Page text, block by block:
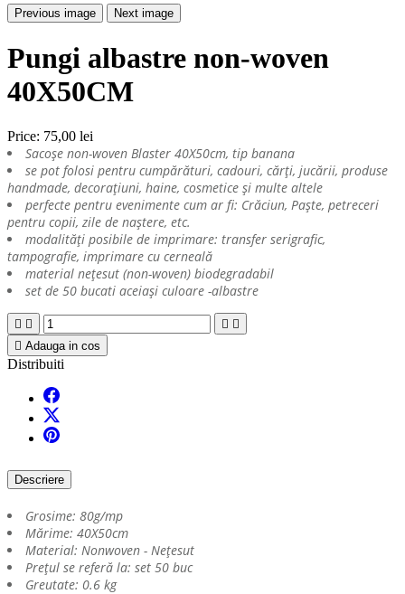
Previous image Next image
Pungi albastre non-woven
40X50CM
Price: 75,00 lei
Sacoșe non-woven Blaster 40X50cm, tip banana
se pot folosi pentru cumpărături, cadouri, cărți, jucării, produse
handmade, decorațiuni, haine, cosmetice și multe altele
perfecte pentru evenimente cum ar fi: Crăciun, Paște, petreceri
pentru copii, zile de naștere, etc.
modalități posibile de imprimare: transfer serigrafic,
tampografie, imprimare cu cerneală
material nețesut (non-woven) biodegradabil
set de 50 bucati aceiași culoare -albastre
   
 Adauga in cos
Distribuiti
Descriere
Grosime: 80g/mp
Mărime: 40X50cm
Material: Nonwoven - Nețesut
Prețul se referă la: set 50 buc
Greutate: 0.6 kg